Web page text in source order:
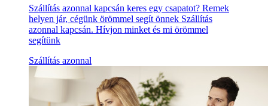
Szállítás azonnal kapcsán keres egy csapatot? Remek
helyen jár, cégünk örömmel segít önnek Szállítás
azonnal kapcsán. Hívjon minket és mi örömmel
segítünk
Szállítás azonnal